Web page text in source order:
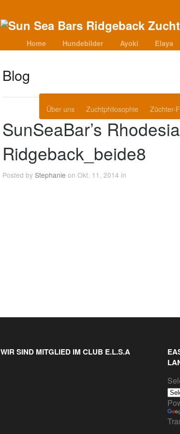
Home Hundebilder Ayoki Elaya
Über uns Zuchtphilosophie Züchter-
Blog
SunSeaBar’s
Ridgeback_beide8
Posted by Stephanie on Okt. 11, 2014 in
WIR SIND MITGLIED IM CLUB E.L.S.A